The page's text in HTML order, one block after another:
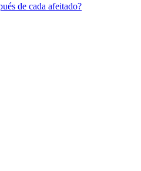
de cada afeitado?